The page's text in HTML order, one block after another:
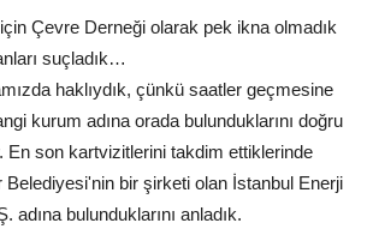
Çevre Derneği olarak pek ikna olmadık
suçladık…
haklıydık, çünkü saatler geçmesine
kurum adına orada bulunduklarını doğru
En son kartvizitlerini takdim ettiklerinde
Belediyesi'nin bir şirketi olan İstanbul Enerji
adına bulunduklarını anladık.